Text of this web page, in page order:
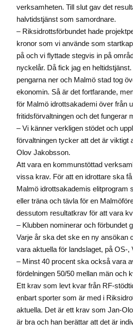
verksamheten. Till slut gav det
halvtidstjänst som samordnare.
– Riksidrottsförbundet hade
kronor som vi använde som
på och vi flyttade stegvis in på
nyckelår. Då fick jag en
pengarna ner och Malmö stad tog
ekonomin. Så är det fortfarande,
för Malmö idrottsakademi över från
fritidsförvaltningen och det fungerar
– Vi känner verkligen stödet och
förvaltningen tycker att det är viktigt
Olov Jakobsson.
Att vara en kommunstöttad
vissa krav. För att en idrottare ska
Malmö idrottsakademis elitprogram
eller träna och tävla för en
dessutom resultatkrav för att vara
– Klubben nominerar och förbundet
Varje år ska det ske en ny ansökan
vara aktuella för landslaget, på OS-,
– Minst 40 procent ska också vara
fördelningen 50/50 mellan män och
Ett krav som levt kvar från RF-
enbart sporter som är med i
aktuella. Det är ett krav som Jan-
är bra och han berättar att det är